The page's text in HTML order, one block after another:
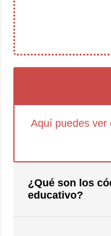
Aquí puedes ver
¿Qué son los
educativo?